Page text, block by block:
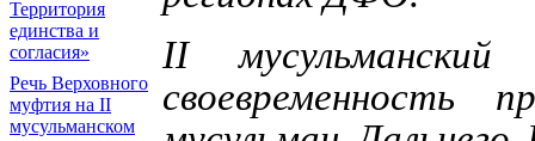
Территория
единства и
согласия»
Речь Верховного
муфтия на II
мусульманском
II мусульманский
своевременность